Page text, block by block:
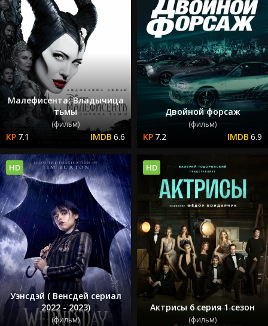
Малефисента: Владычица
тьмы
(фильм)
7.1 6.6
Двойной форсаж
(фильм)
7.2 6.9
Уэнсдэй ( Венсдей сериал
2022 - 2023)
(фильм)
HD
Актрисы 6 серия 1 сезон
(фильм)
HD